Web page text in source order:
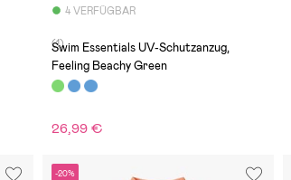
4 VERFÜGBAR
(1)
Swim Essentials UV-Schutzanzug,
Feeling Beachy Green
26,99 €
-20%